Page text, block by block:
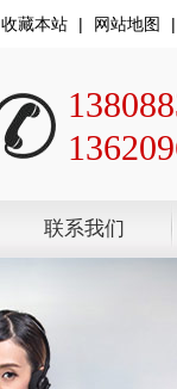
收藏本站 | 网站地图 |
联系我们